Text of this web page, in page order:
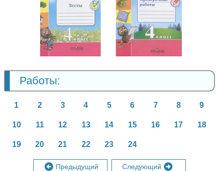
Русский язык
4 класс
Русский язык
4 класс
Работы:
1 2 3 4 5 6 7 8 9
10 11 12 13 14 15 16 17 18
19 20 21 22 23 24
Предыдущий Следующий